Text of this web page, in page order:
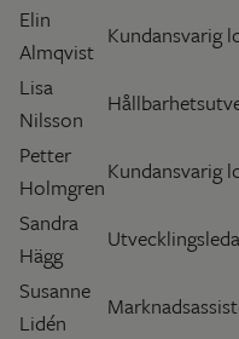
Elin
Almqvist
Kundansvarig
Lisa
Nilsson
Petter
Holmgren
Kundansvarig
Sandra
Hägg
Susanne
Lidén